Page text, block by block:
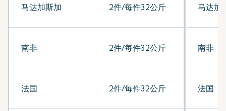
马达加斯加 2件/每件32公斤
南非 2件/每件32公斤
法国 2件/每件32公斤
马达加
南非
法国